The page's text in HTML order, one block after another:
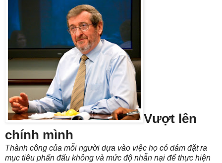
Vượt lên
chính mình
Thành công của mỗi người dựa vào việc họ có dám đặt ra
mục tiêu phấn đấu không và mức độ nhẫn nại để thực hiện